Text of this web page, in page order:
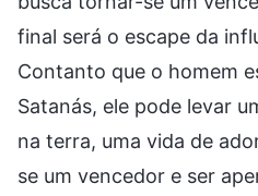
final será o escape da
Contanto que o homem
Satanás, ele pode levar
na terra, uma vida de
se um vencedor e ser